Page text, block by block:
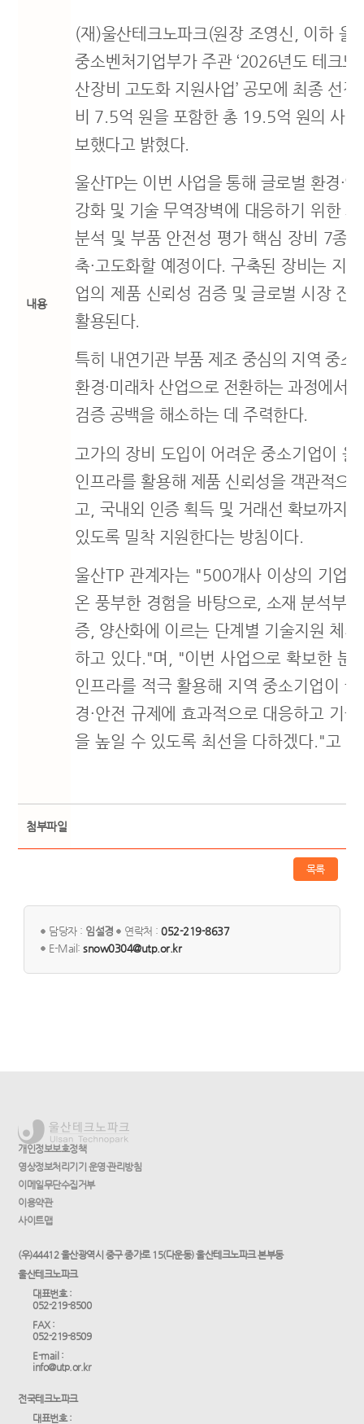
내용
(재)울산테크노파크(원장 조영신
이하 울
중소벤처기업부가 주관 ‘2026년도 테크노
산장비 고도화 지원사업’ 공모에 최종 선정
비 7.5억 원을 포함한 총 19.5억 원의 사
보했다고 밝혔다.
울산TP는 이번 사업을 통해 글로벌 환경·안
강화 및 기술 무역장벽에 대응하기 위한
분석 및 부품 안전성 평가 핵심 장비 7종
축·고도화할 예정이다. 구축된 장비는 지
업의 제품 신뢰성 검증및 글로벌 시장 진
활용된다.
특히 내연기관 부품 제조 중심의 지역 중소
환경·미래차 산업으로 전환하는 과정에서
검증 공백을 해소하는 데 주력한다.
고가의 장비 도입이 어려운 중소기업이 울
인프라를 활용해 제품 신뢰성을 객관적으
고, 국내외 인증 획득 및 거래선 확보까지
있도록 밀착 지원한다는 방침이다.
울산TP 관계자는 "500개사 이상의 기업
온 풍부한 경험을 바탕으로, 소재 분석부
증 양산화에 이르는 단계별 기술지원 체
하고 있다."며 , "이번 사업으로 확보한 분
인프라를 적극 활용해 지역 중소기업이 글
경·안전 규제에 효과적으로 대응하고 기술
을 높일 수 있도록 최선을 다하겠다."고
첨부파일
목록
담당자 : 임설경 연락처 :052-219-8637
E-Mail:snow0304@utp.or.kr
개인정보보호정책
영상정보처리기기 운영·관리방침
이메일무단수집거부
이용약관
사이트맵
(우)44412 울산광역시 중구 종가로 15(다운동) 울산테크노파크 본부동
울산테크노파크
대표번호 :
052-219-8500
FAX :
052-219-8509
E-mail :
info@utp.or.kr
전국테크노파크
대표번호 :